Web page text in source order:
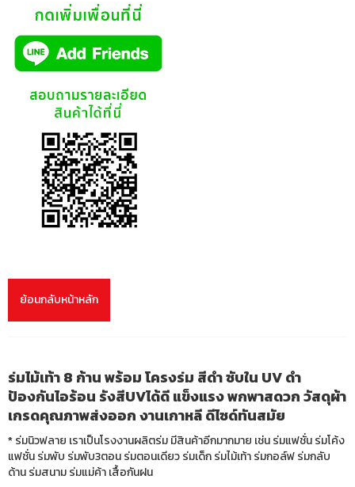
ย้อนกลับหน้าหลัก
ร่มไม้เท้า 8 ก้าน พร้อม โครงร่ม สีดำ ซับใน UV ดำ
ป้องกันไอร้อน รังสีUVได้ดี แข็งแรง พกพาสดวก วัสดุผ้า
เกรดคุณภาพส่งออก งานเกาหลี ดีไซด์ทันสมัย
* ร่มนิวฟลาย เราเป็นโรงงานผลิตร่ม มีสินค้าอีกมากมาย เช่น ร่มแฟชั่น ร่มโค้ง
แฟชั่น ร่มพับ ร่มพับ3ตอน ร่มตอนเดียว ร่มเด็ก ร่มไม้เท้า ร่มกอล์ฟ ร่มกลับ
ด้าน ร่มสนาม ร่มแม่ค้า เสื้อกันฝน